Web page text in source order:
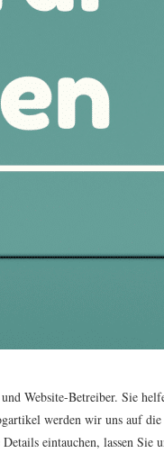
Website-Betreiber. Sie
werden wir uns auf die
eintauchen, lassen Sie